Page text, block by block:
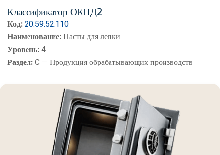
Классификатор ОКПД2
Код:20.59.52.110
Наименование:Пасты для лепки
Уровень:4
Раздел:C — Продукция обрабатывающих производств